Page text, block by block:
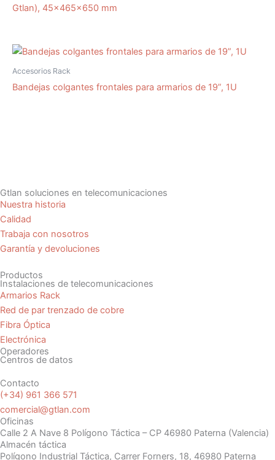
Gtlan), 45x465x650 mm
Accesorios Rack
Bandejas colgantes frontales para armarios de 19”, 1U
Gtlan soluciones en telecomunicaciones
Nuestra historia
Calidad
Trabaja con nosotros
Garantía y devoluciones
Productos
Instalaciones de telecomunicaciones
Armarios Rack
Red de par trenzado de cobre
Fibra Óptica
Electrónica
Operadores
Centros de datos
Contacto
(+34) 961 366 571
comercial@gtlan.com
Oficinas
Calle 2 A Nave 8 Polígono Táctica – CP 46980 Paterna (Valencia)
Almacén táctica
Polígono Industrial Táctica, Carrer Forners, 18, 46980 Paterna